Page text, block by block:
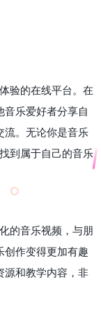
验的在线平台。在
乐爱好者分享自
流。无论你是音乐
到属于自己的音乐
的音乐视频，与朋
创作变得更加有趣
源和教学内容，非